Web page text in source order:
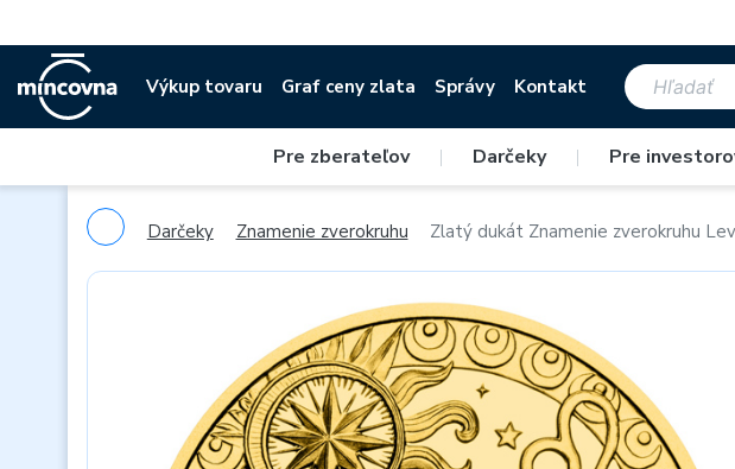
Výkup tovaru Graf ceny zlata Správy Kontakt
Pre zberateľov | Darčeky | Pre
Darčeky Znamenie zverokruhu Zlatý dukát Znamenie zverokruhu